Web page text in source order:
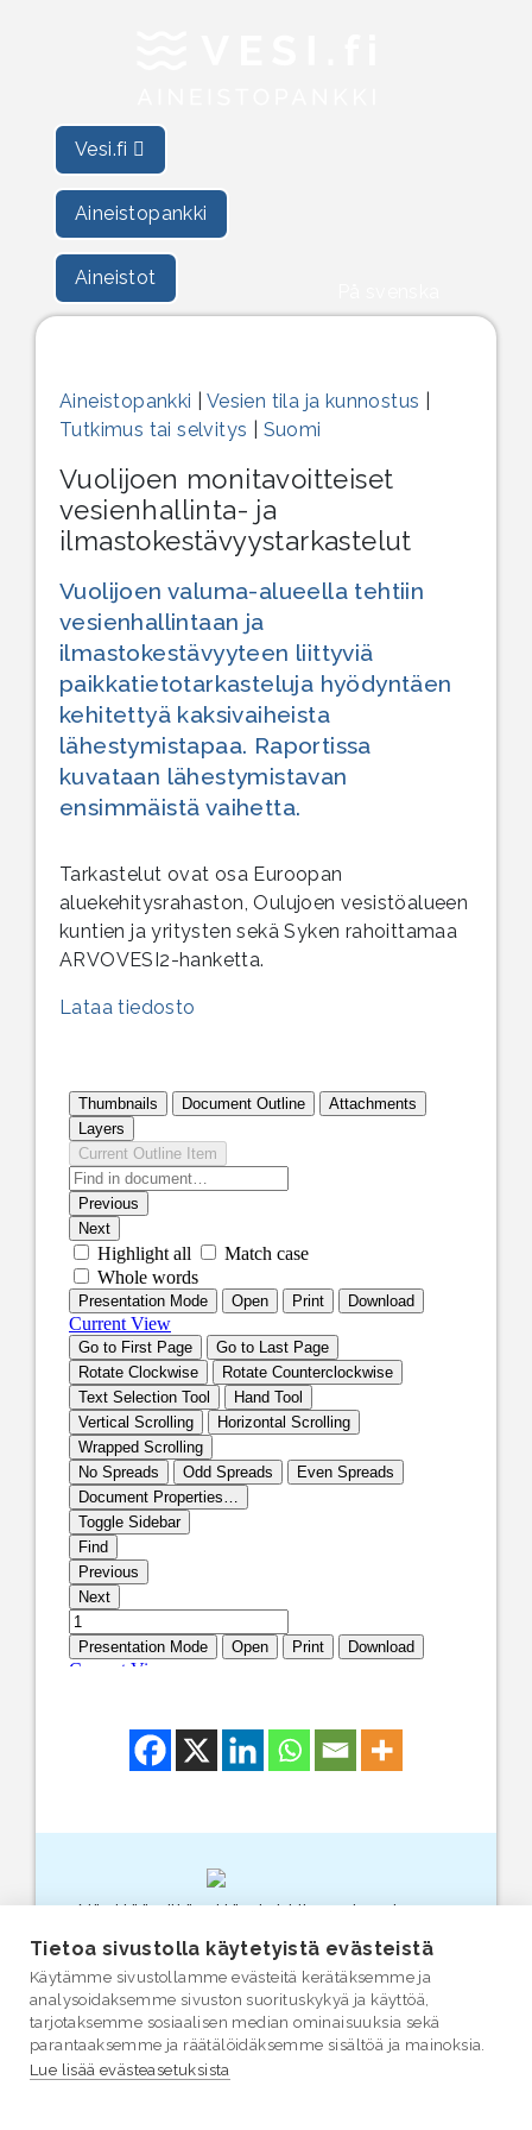
Vesi.fi
Aineistopankki
Aineistot
Aineistopankki Vesien tila ja kunnostus
Tutkimus tai selvitys
Suomi
Vuolijoen monitavoitteiset
vesienhallinta- ja
ilmastokestävyystarkastelut
Vuolijoen valuma-alueella tehtiin
vesienhallintaan ja
ilmastokestävyyteen liittyviä
paikkatietotarkasteluja hyödyntäen
kehitettyä kaksivaiheista
lähestymistapaa. Raportissa
kuvataan lähestymistavan
ensimmäistä vaihetta.
Tarkastelut ovat osa Euroopan
aluekehitysrahaston, Oulujoen vesistöalueen
kuntien ja yritysten sekä Syken rahoittamaa
ARVOVESI2-hanketta.
Lataa tiedosto
Näyttää siltä, että olet kiinnostunut
vesiasioista. Suosittelemme, että
tutustut myös varsinaiseen
sivustoon (linkki avautuu uuteen
selainikkunaan.)
Tietoa sivustolla käytetyistä evästeistä
Käytämme sivustollamme evästeitä kerätäksemme ja
analysoidaksemme sivuston suorituskykyä ja käyttöä,
tarjotaksemme sosiaalisen median ominaisuuksia sekä
parantaaksemme ja räätälöidäksemme sisältöä ja mainoksia.
Lue lisää evästeasetuksista